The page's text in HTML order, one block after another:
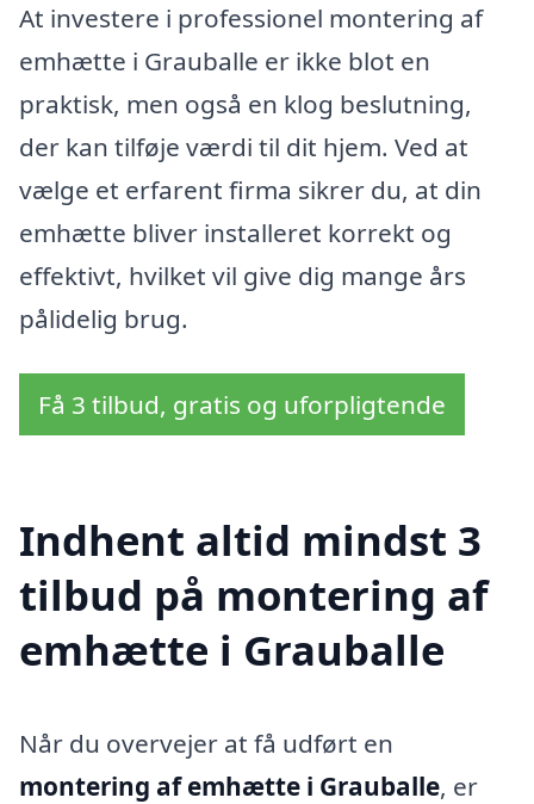
At investere i professionel montering af
emhætte i Grauballe er ikke blot en
praktisk, men også en klog beslutning,
der kan tilføje værdi til dit hjem. Ved at
vælge et erfarent firma sikrer du, at din
emhætte bliver installeret korrekt og
effektivt, hvilket vil give dig mange års
pålidelig brug.
Få 3 tilbud, gratis og uforpligtende
Indhent altid mindst 3
tilbud på montering af
emhætte i Grauballe
Når du overvejer at få udført en
montering af emhætte i Grauballe, er